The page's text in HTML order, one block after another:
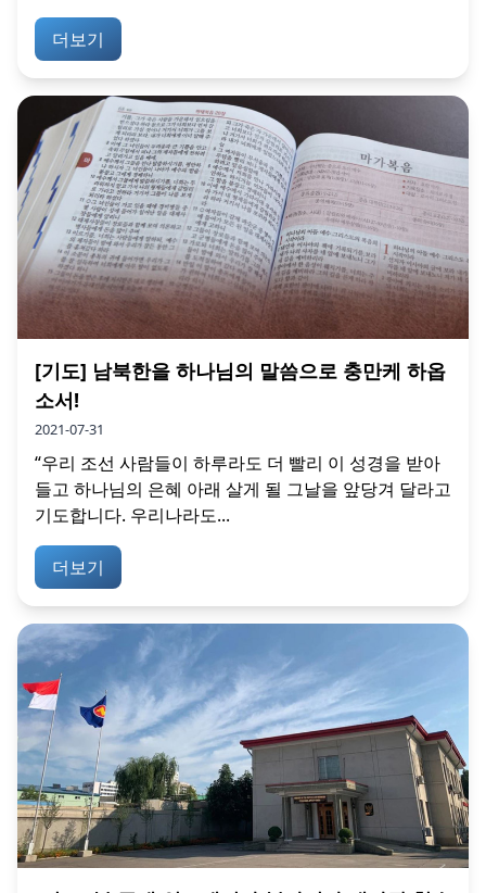
더보기
[기도] 남북한을 하나님의 말씀으로 충만케 하옵
소서!
2021-07-31
“우리 조선 사람들이 하루라도 더 빨리 이 성경을 받아
들고 하나님의 은혜 아래 살게 될 그날을 앞당겨 달라고
기도합니다. 우리나라도...
더보기